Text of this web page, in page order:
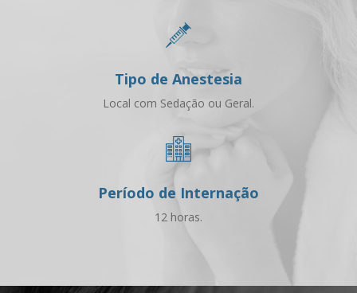
Tipo de Anestesia
Local com Sedação ou Geral.
Período de Internação
12 horas.